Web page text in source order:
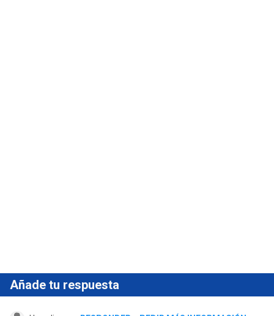
Añade tu respuesta